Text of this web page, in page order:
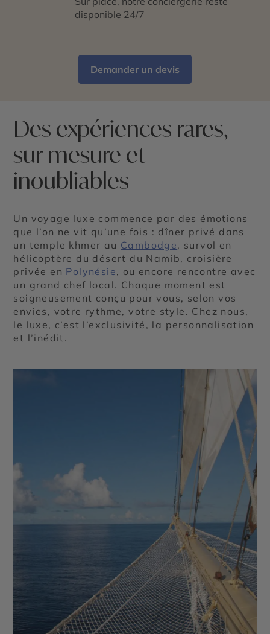
disponible 24/7
Demander un devis
Des expériences rares,
sur mesure et
inoubliables
Un voyage luxe commence par des émotions
que l’on ne vit qu’une fois : dîner privé dans
un temple khmer au Cambodge, survol en
hélicoptère du désert du Namib, croisière
privée en Polynésie, ou encore rencontre avec
un grand chef local. Chaque moment est
soigneusement conçu pour vous, selon vos
envies, votre rythme, votre style. Chez nous,
le luxe, c’est l’exclusivité, la personnalisation
et l’inédit.